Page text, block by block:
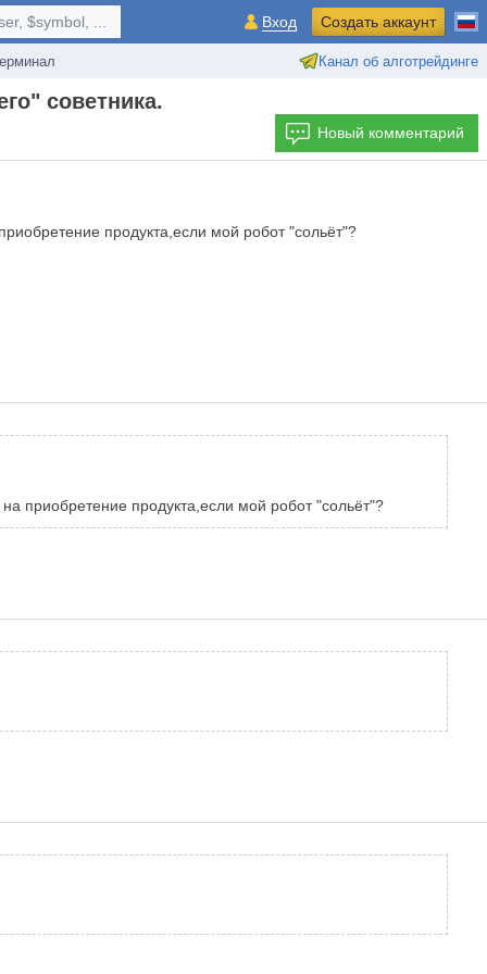
Канал об алготрейдинге
$symbol, ... Вход Создать аккаунт
советника.
Новый комментарий
продукта,если мой робот "сольёт"?
приобретение продукта,если мой робот "сольёт"?